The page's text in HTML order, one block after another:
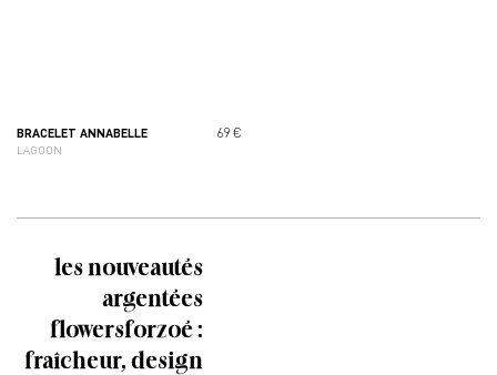
BRACELET ANNABELLE
LAGOON
69 €
les nouveautés
argentées
flowersforzoé :
fraîcheur, design